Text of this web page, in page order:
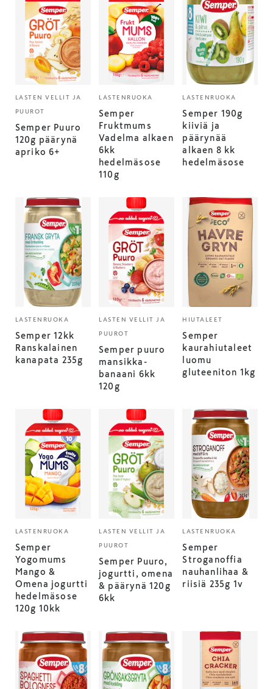
LASTEN VELLIT JA
PUUROT
Semper Puuro
120g päärynä
apriko 6+
LASTENRUOKA
Semper
Fruktmums
Vadelma alkaen
6kk
hedelmäsose
110g
LASTENRUOKA
Semper 190g
kiiviä ja
päärynää
alkaen 8 kk
hedelmäsose
LASTENRUOKA
Semper 12kk
Ranskalainen
kanapata 235g
LASTEN VELLIT JA
PUUROT
Semper puuro
mansikka-
banaani 6kk
120g
HIUTALEET
Semper
kaurahiutaleet
luomu
gluteeniton 1kg
LASTENRUOKA
Semper
Yogomums
Mango &
Omena jogurtti
hedelmäsose
120g 10kk
LASTEN VELLIT JA
PUUROT
Semper Puuro,
jogurtti, omena
& päärynä 120g
6kk
LASTENRUOKA
Semper
Stroganoffia
nauhanlihaa &
riisiä 235g 1v